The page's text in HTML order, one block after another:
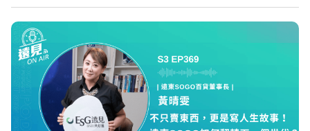
止境的自我懷疑，在人際風暴中找回安頓內心的力量？ 本
集《遠見ON AIR》邀請新書《透視職場冰山》作者、薩提
爾模式溝通引導師李崇義與謝佳芸，教你如何看穿職場底層
的應對姿態，以及在緊湊的職場節奏中，修煉安頓心法！
🔺你的自我價值，難道只能由考績和主管來決定？ 🔺你或
你的同事，正在用哪種「不一致」的姿態應對壓力？ 🔺如
何在中高壓的「三明治主管」困境中全身而退？ 主持人／